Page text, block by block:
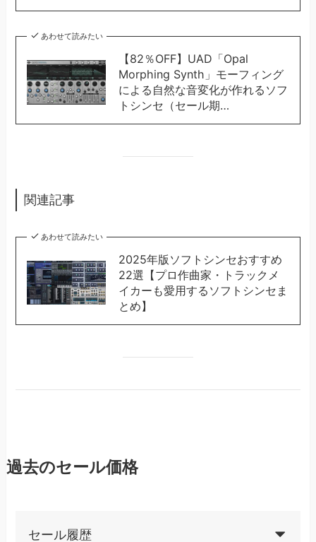
あわせて読みたい
【82％OFF】UAD「Opal
Morphing Synth」モーフィング
による自然な音変化が作れるソフ
トシンセ（セール期…
関連記事
あわせて読みたい
2025年版ソフトシンセおすすめ
22選【プロ作曲家・トラックメ
イカーも愛用するソフトシンセま
とめ】
過去のセール価格
セール履歴